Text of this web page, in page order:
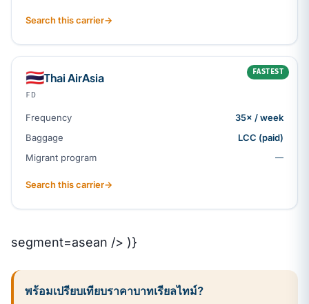
Search this carrier→
FASTEST
🇹🇭Thai AirAsia
FD
Frequency
35× / week
Baggage
LCC (paid)
Migrant program
—
Search this carrier→
segment=asean /> )}
พร้อมเปรียบเทียบราคาบาทเรียลไทม์?